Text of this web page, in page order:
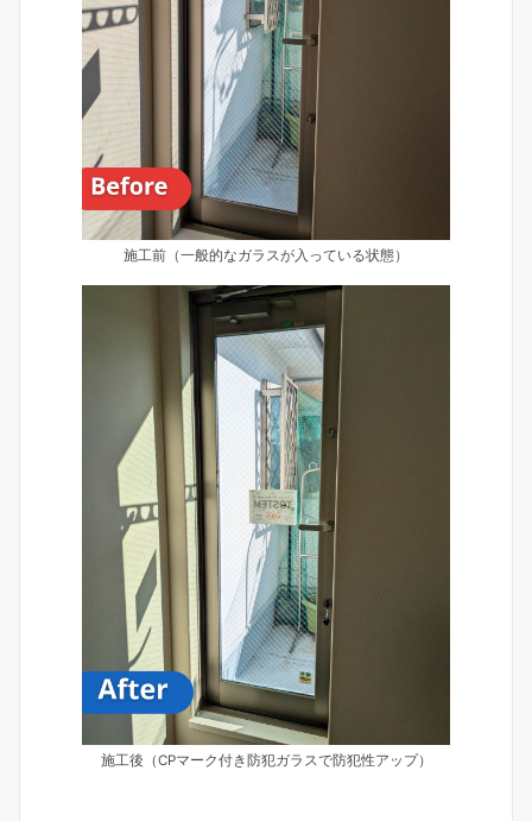
施工前（一般的なガラスが入っている状態）
施工後（CPマーク付き防犯ガラスで防犯性アップ）